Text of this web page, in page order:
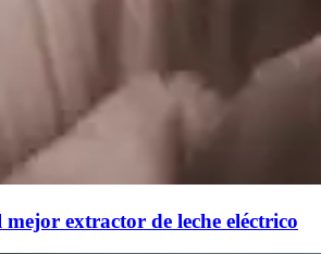
extractor de leche eléctrico